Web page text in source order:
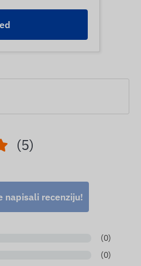
(5)
napisali recenziju!
(0)
(0)